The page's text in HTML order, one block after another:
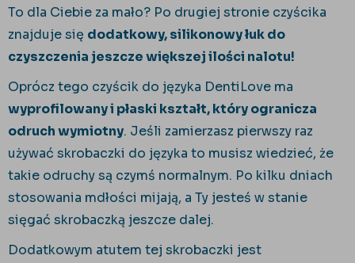
To dla Ciebie za mało? Po drugiej stronie czyścika
znajduje się dodatkowy, silikonowy łuk do
czyszczenia jeszcze większej ilości nalotu!
Oprócz tego czyścik do języka DentiLove ma
wyprofilowany i płaski kształt, który ogranicza
odruch wymiotny. Jeśli zamierzasz pierwszy raz
używać skrobaczki do języka to musisz wiedzieć, że
takie odruchy są czymś normalnym. Po kilku dniach
stosowania mdłości mijają, a Ty jesteś w stanie
sięgać skrobaczką jeszcze dalej.
Dodatkowym atutem tej skrobaczki jest